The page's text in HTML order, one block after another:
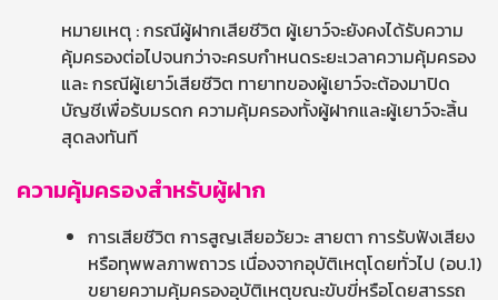
หมายเหตุ : กรณีผู้ฝากเสียชีวิต ผู้เยาว์จะยังคงได้รับความ
คุ้มครองต่อไปจนกว่าจะครบกำหนดระยะเวลาความคุ้มครอง
และ กรณีผู้เยาว์เสียชีวิต ทายาทของผู้เยาว์จะต้องมาปิด
บัญชีเพื่อรับมรดก ความคุ้มครองทั้งผู้ฝากและผู้เยาว์จะสิ้น
สุดลงทันที
ความคุ้มครองสำหรับผู้ฝาก
การเสียชีวิต การสูญเสียอวัยวะ สายตา การรับฟังเสียง
หรือทุพพลภาพถาวร เนื่องจากอุบัติเหตุโดยทั่วไป (อบ.1)
ขยายความคุ้มครองอุบัติเหตุขณะขับขี่หรือโดยสารรถ